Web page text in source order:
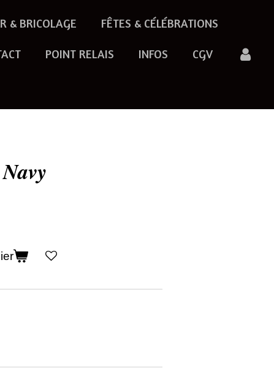
& BRICOLAGE FÊTES & CÉLÉBRATIONS
POINT RELAIS INFOS CGV